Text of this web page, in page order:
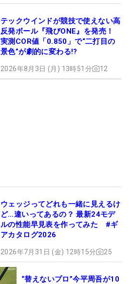
テックウインドが競技で使えない高
反発ボール『飛びONE』を発売！
実測COR値「0.850」で“二打目の
景色”が劇的に変わる!?
2026年8月3日 (月) 13時51分 12
ウェッジってどれも一緒に見えるけ
ど…違いってあるの？ 最新24モデ
ルの性能早見表を作ってみた #ギ
アカタログ2026
2026年7月31日 (金) 12時15分 25
“替えないプロ”今平周吾が10